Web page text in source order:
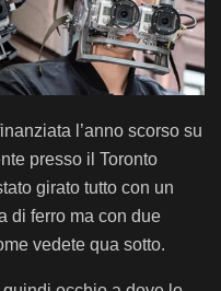
l’anno scorso su
presso il Toronto
girato tutto con un
di ferro ma con due
vedete qua sotto.